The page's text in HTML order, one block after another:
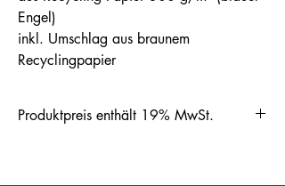
Engel)
inkl. Umschlag aus braunem
Recyclingpapier
Produktpreis enthält 19% MwSt.